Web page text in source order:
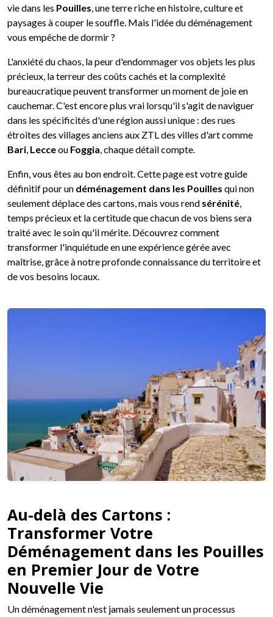
vie dans les Pouilles, une terre riche en histoire, culture et
paysages à couper le souffle. Mais l'idée du déménagement
vous empêche de dormir ?
L'anxiété du chaos, la peur d'endommager vos objets les plus
précieux, la terreur des coûts cachés et la complexité
bureaucratique peuvent transformer un moment de joie en
cauchemar. C'est encore plus vrai lorsqu'il s'agit de naviguer
dans les spécificités d'une région aussi unique : des rues
étroites des villages anciens aux ZTL des villes d'art comme
Bari, Lecceou Foggia, chaque détail compte.
Enfin, vous êtes au bon endroit. Cette page est votre guide
définitif pour un déménagement dans les Pouilles qui non
seulement déplace des cartons, mais vous rend sérénité,
temps précieux et la certitude que chacun de vos biens sera
traité avec le soin qu'il mérite. Découvrez comment
transformer l'inquiétude en une expérience gérée avec
maîtrise, grâce à notre profonde connaissance du territoire et
de vos besoins locaux.
Au-delà des Cartons :
Transformer Votre
Déménagement dans les Pouilles
en Premier Jour de Votre
Nouvelle Vie
Un déménagement n'est jamais seulement un processus